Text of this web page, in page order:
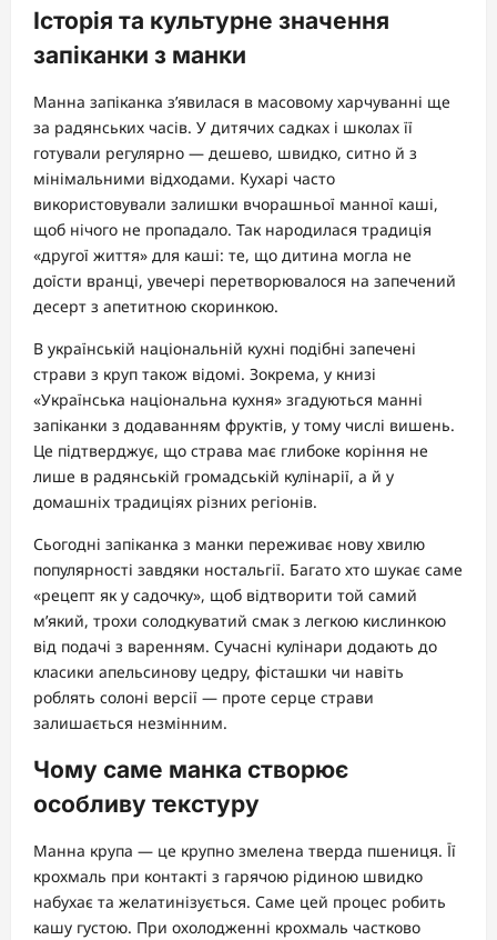
Історія та культурне значення
запіканки з манки
Манна запіканка з’явилася в масовому харчуванні ще
за радянських часів. У дитячих садках і школах її
готували регулярно — дешево, швидко, ситно й з
мінімальними відходами. Кухарі часто
використовували залишки вчорашньої манної каші,
щоб нічого не пропадало. Так народилася традиція
«другої життя» для каші: те, що дитина могла не
доїсти вранці, увечері перетворювалося на запечений
десерт з апетитною скоринкою.
В українській національній кухні подібні запечені
страви з круп також відомі. Зокрема, у книзі
«Українська національна кухня» згадуються манні
запіканки з додаванням фруктів, у тому числі вишень.
Це підтверджує, що страва має глибоке коріння не
лише в радянській громадській кулінарії, а й у
домашніх традиціях різних регіонів.
Сьогодні запіканка з манки переживає нову хвилю
популярності завдяки ностальгії. Багато хто шукає саме
«рецепт як у садочку», щоб відтворити той самий
м’який, трохи солодкуватий смак з легкою кислинкою
від подачі з варенням. Сучасні кулінари додають до
класики апельсинову цедру, фісташки чи навіть
роблять солоні версії — проте серце страви
залишається незмінним.
Чому саме манка створює
особливу текстуру
Манна крупа — це крупно змелена тверда пшениця. Її
крохмаль при контакті з гарячою рідиною швидко
набухає та желатинізується. Саме цей процес робить
кашу густою. При охолодженні крохмаль частково